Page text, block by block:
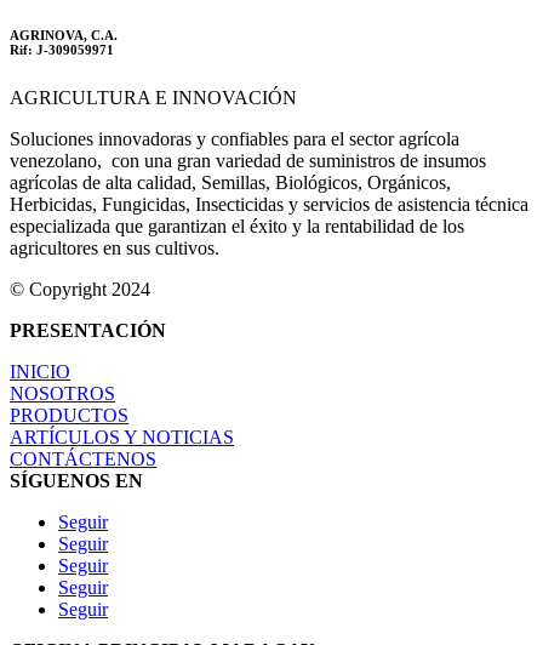
AGRINOVA, C.A.
Rif: J-309059971
AGRICULTURA E INNOVACIÓN
Soluciones innovadoras y confiables para el sector agrícola
venezolano, con una gran variedad de suministros de insumos
agrícolas de alta calidad, Semillas, Biológicos, Orgánicos,
Herbicidas, Fungicidas, Insecticidas y servicios de asistencia técnica
especializada que garantizan el éxito y la rentabilidad de los
agricultores en sus cultivos.
© Copyright 2024
PRESENTACIÓN
INICIO
NOSOTROS
PRODUCTOS
ARTÍCULOS Y NOTICIAS
CONTÁCTENOS
SÍGUENOS EN
Seguir
Seguir
Seguir
Seguir
Seguir